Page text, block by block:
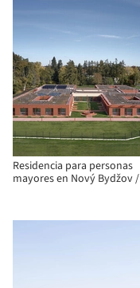
Residencia para personas
mayores en Nový Bydžov /